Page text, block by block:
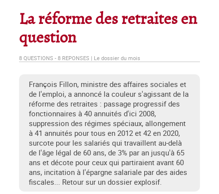
La réforme des retraites en
question
8 QUESTIONS - 8 REPONSES | Le dossier du mois
François Fillon, ministre des affaires sociales et
de l'emploi, a annoncé la couleur s'agissant de la
réforme des retraites : passage progressif des
fonctionnaires à 40 annuités d'ici 2008,
suppression des régimes spéciaux, allongement
à 41 annuités pour tous en 2012 et 42 en 2020,
surcote pour les salariés qui travaillent au-delà
de l'âge légal de 60 ans, de 3% par an jusqu'à 65
ans et décote pour ceux qui partiraient avant 60
ans, incitation à l'épargne salariale par des aides
fiscales... Retour sur un dossier explosif.